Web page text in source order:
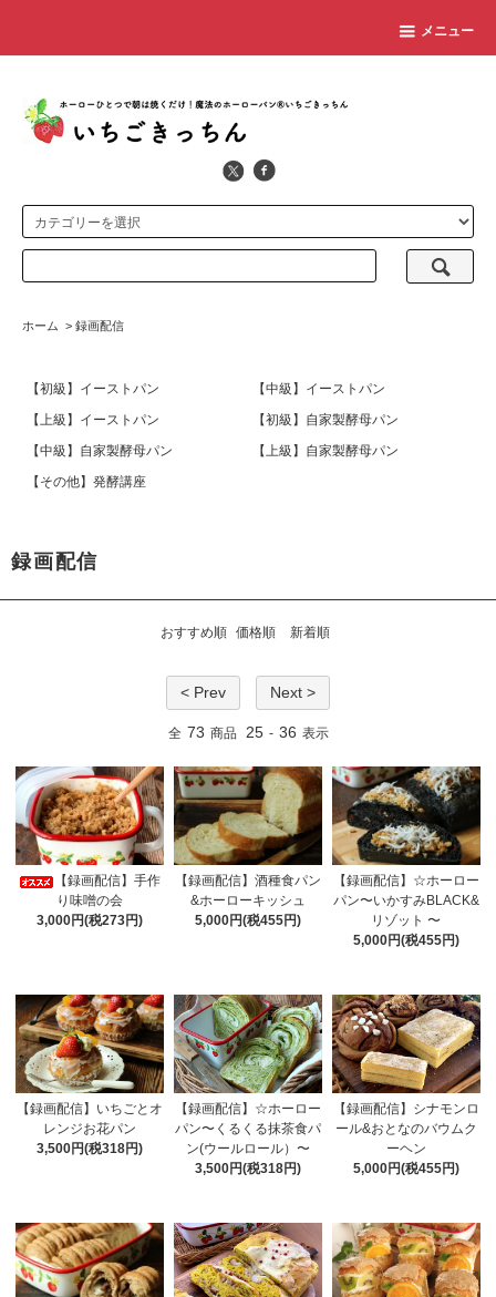
メニュー
ホーム > 録画配信
【初級】イーストパン
【中級】イーストパン
【上級】イーストパン
【初級】自家製酵母パン
【中級】自家製酵母パン
【上級】自家製酵母パン
【その他】発酵講座
録画配信
おすすめ順 価格順 新着順
< Prev Next >
全 73 商品 25 - 36 表示
【録画配信】手作
り味噌の会
3,000円(税273円)
【録画配信】酒種食パン
&ホーローキッシュ
5,000円(税455円)
【録画配信】☆ホーロー
パン〜いかすみBLACK&
リゾット 〜
5,000円(税455円)
【録画配信】いちごとオ
レンジお花パン
3,500円(税318円)
【録画配信】☆ホーロー
パン〜くるくる抹茶食パ
ン(ウールロール）〜
3,500円(税318円)
【録画配信】シナモンロ
ール&おとなのバウムク
ーヘン
5,000円(税455円)